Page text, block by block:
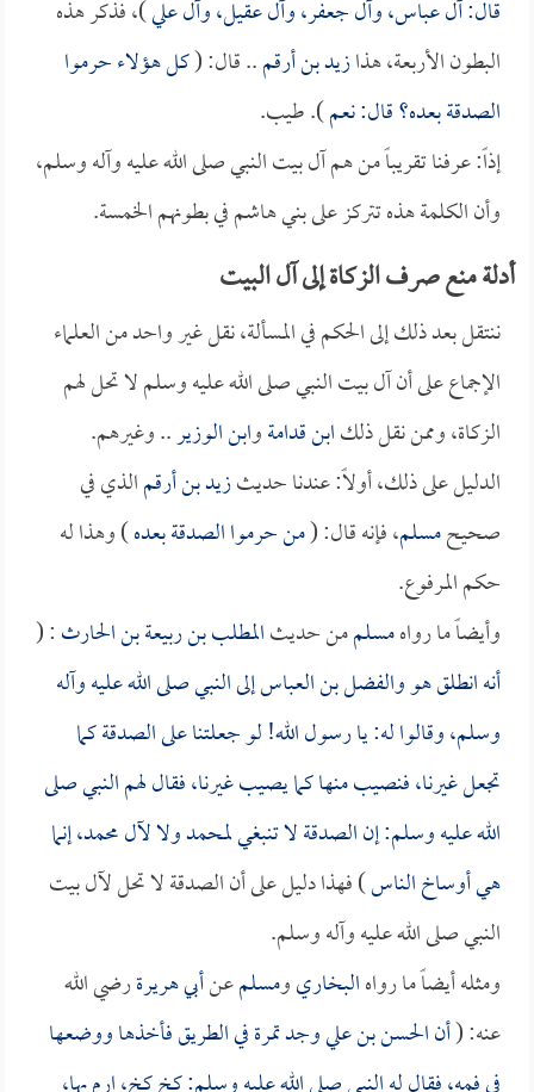
قال: آل عباس، وآل جعفر، وآل عقيل، وآل علي)، فذكر هذه
البطون الأربعة، هذازيد بن أرقم.. قال: (كل هؤلاء حرموا
الصدقة بعده؟ قال: نعم). طيب.
إذاً: عرفنا تقريباً من هم آل بيت النبي صلى الله عليه وآله وسلم،
وأن الكلمة هذه تتركز على بني هاشم في بطونهم الخمسة.
أدلة منع صرف الزكاة إلى آل البيت
ننتقل بعد ذلك إلى الحكم في المسألة، نقل غير واحد من العلماء
الإجماع على أن آل بيت النبي صلى الله عليه وسلم لا تحل لهم
الزكاة، وممن نقل ذلكابن قدامةوابن الوزير.. وغيرهم.
الدليل على ذلك، أولاً: عندنا حديثزيد بن أرقمالذي في
صحيحمسلم، فإنه قال: (من حرموا الصدقة بعده) وهذا له
حكم المرفوع.
وأيضاً ما رواهمسلممن حديثالمطلب بن ربيعة بن الحارث: (
أنه انطلق هو والفضل بن العباسإلى النبي صلى الله عليه وآله
وسلم، وقالوا له: يا رسول الله! لو جعلتنا على الصدقة كما
تجعل غيرنا، فنصيب منها كما يصيب غيرنا، فقال لهم النبي صلى
الله عليه وسلم: إن الصدقة لا تنبغي لمحمد ولا لآل محمد، إنما
هي أوساخ الناس) فهذا دليل على أن الصدقة لا تحل لآل بيت
النبي صلى الله عليه وآله وسلم.
ومثله أيضاً ما رواهالبخاريومسلمعنأبي هريرةرضي الله
عنه: (أنالحسن بن عليوجد تمرة في الطريق فأخذها ووضعها